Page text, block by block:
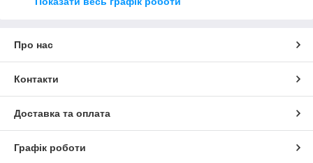
Про нас
Контакти
Доставка та оплата
Графік роботи